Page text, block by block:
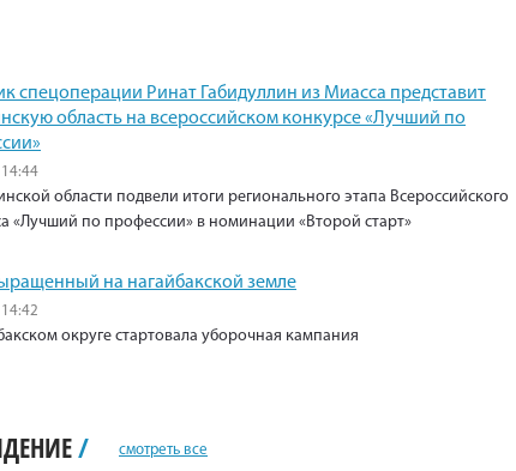
спецоперации Ринат Габидуллин из Миасса представит
область на всероссийском конкурсе «Лучший по
области подвели итоги регионального этапа Всероссийского
«Лучший по профессии» в номинации «Второй старт»
на нагайбакской земле
округе стартовала уборочная кампания
/ смотреть все